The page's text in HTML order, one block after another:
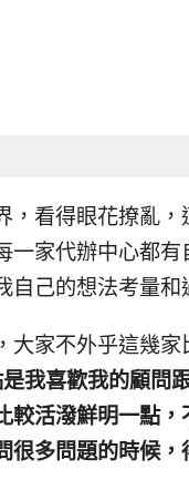
看得眼花撩亂
家代辦中心都
己的想法考量和
家不外乎這幾
我喜歡我的顧問
活潑鮮明一點
很多問題的時候